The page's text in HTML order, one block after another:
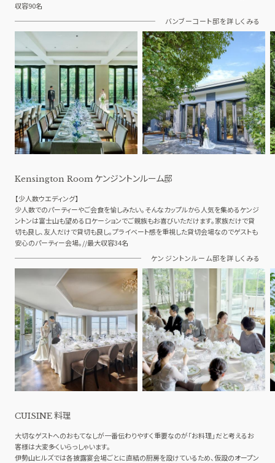
収容90名
バンブーコート邸を詳しくみる
Kensington Room ケンジントンルーム邸
【少人数ウエディング】
少人数でのパーティーやご会食を愉しみたい。そんなカップルから人気を集めるケンジ
ントンは富士山も望めるロケーションでご親族もお喜びいただけます。家族だけで貸
切も良し、友人だけで貸切も良し。プライベート感を重視した貸切会場なのでゲストも
安心のパーティー会場。//最大収容34名
ケンジントンルーム邸を詳しくみる
CUISINE料理
大切なゲストへのおもてなしが一番伝わりやすく重要なのが「お料理」だと考えるお
客様は大変多くいらっしゃいます。
伊勢山ヒルズでは各披露宴会場ごとに直結の厨房を設けているため、仮設のオープン